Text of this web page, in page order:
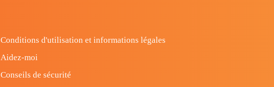
Conditions d'utilisation et informations légales
Aidez-moi
Conseils de sécurité